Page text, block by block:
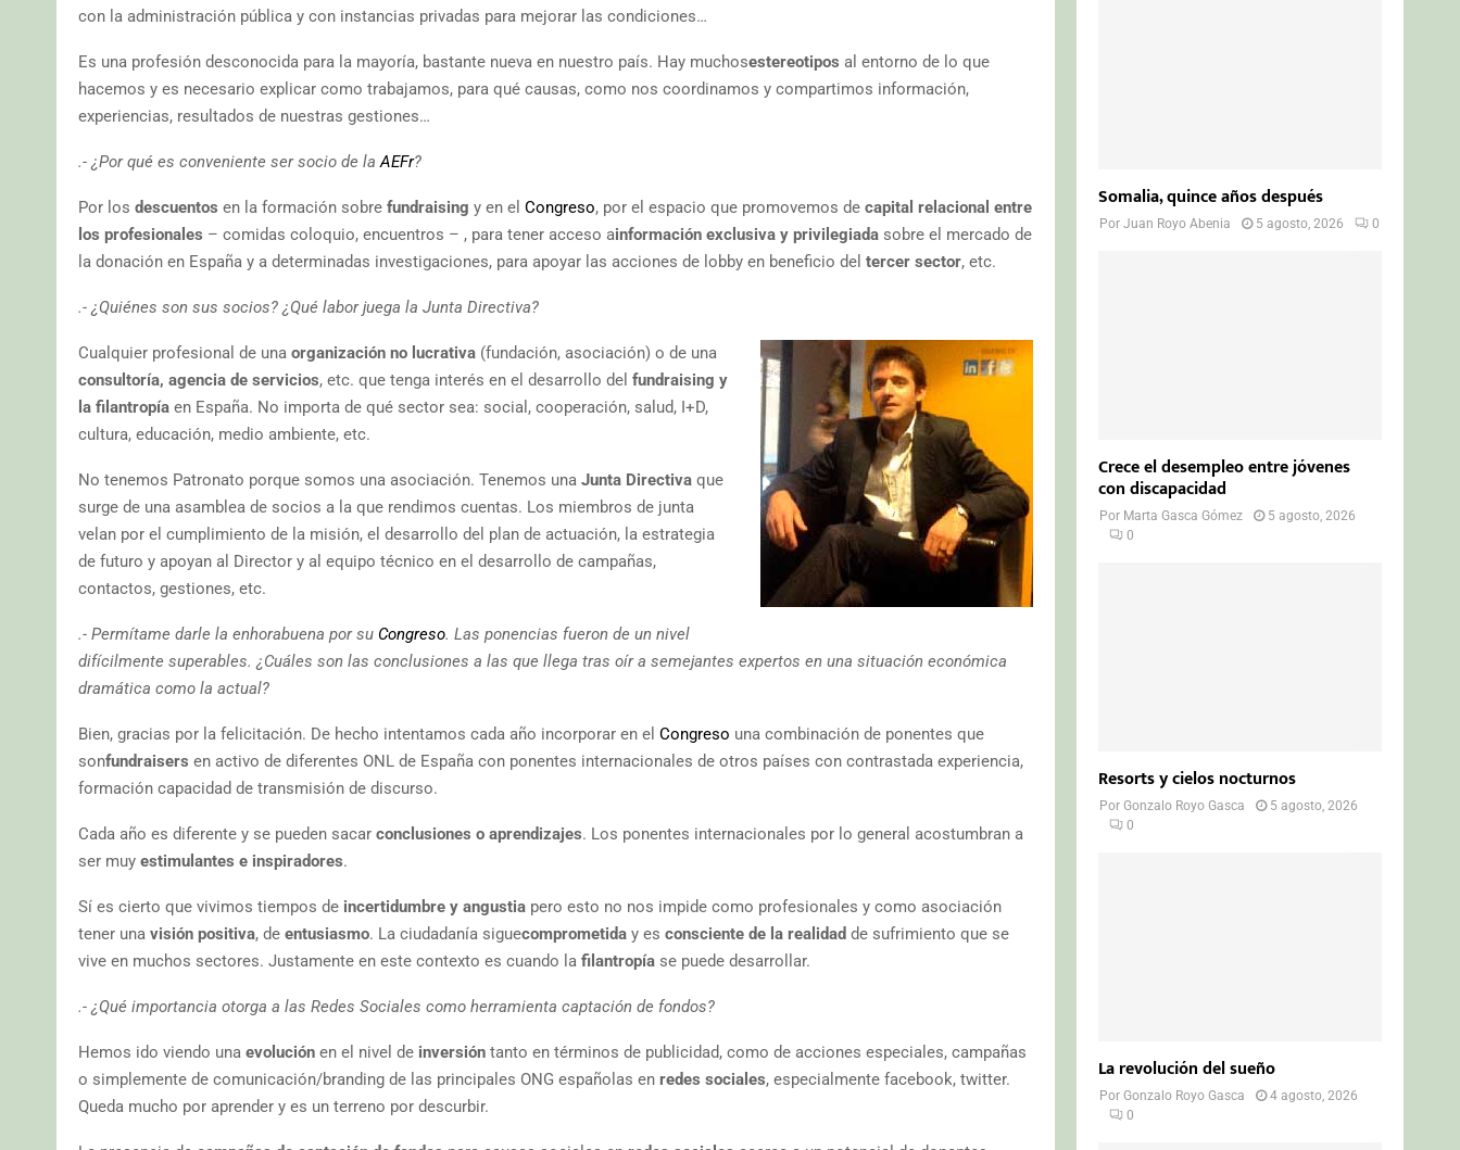
con la administración pública y con instancias privadas para mejorar las condiciones…
Es una profesión desconocida para la mayoría, bastante nueva en nuestro país. Hay muchosestereotipos al entorno de lo que
hacemos y es necesario explicar como trabajamos, para qué causas, como nos coordinamos y compartimos información,
experiencias, resultados de nuestras gestiones…
.- ¿Por qué es conveniente ser socio de la AEFr?
Por los descuentos en la formación sobre fundraising y en el Congreso, por el espacio que promovemos de capital relacional entre
los profesionales – comidas coloquio, encuentros – , para tener acceso ainformación exclusiva y privilegiada sobre el mercado de
la donación en España y a determinadas investigaciones, para apoyar las acciones de lobby en beneficio del tercer sector, etc.
.- ¿Quiénes son sus socios? ¿Qué labor juega la Junta Directiva?
Cualquier profesional de una organización no lucrativa (fundación, asociación) o de una
consultoría, agencia de servicios, etc. que tenga interés en el desarrollo del fundraising y
la filantropía en España. No importa de qué sector sea: social, cooperación, salud, I+D,
cultura, educación, medio ambiente, etc.
No tenemos Patronato porque somos una asociación. Tenemos una Junta Directiva que
surge de una asamblea de socios a la que rendimos cuentas. Los miembros de junta
velan por el cumplimiento de la misión, el desarrollo del plan de actuación, la estrategia
de futuro y apoyan al Director y al equipo técnico en el desarrollo de campañas,
contactos, gestiones, etc.
.- Permítame darle la enhorabuena por su Congreso. Las ponencias fueron de un nivel
difícilmente superables. ¿Cuáles son las conclusiones a las que llega tras oír a semejantes expertos en una situación económica
dramática como la actual?
Bien, gracias por la felicitación. De hecho intentamos cada año incorporar en el Congreso una combinación de ponentes que
sonfundraisers en activo de diferentes ONL de España con ponentes internacionales de otros países con contrastada experiencia,
formación capacidad de transmisión de discurso.
Cada año es diferente y se pueden sacar conclusiones o aprendizajes. Los ponentes internacionales por lo general acostumbran a
ser muy estimulantes e inspiradores.
Sí es cierto que vivimos tiempos de incertidumbre y angustia pero esto no nos impide como profesionales y como asociación
tener una visión positiva, de entusiasmo. La ciudadanía siguecomprometida y es consciente de la realidad de sufrimiento que se
vive en muchos sectores. Justamente en este contexto es cuando la filantropía se puede desarrollar.
.- ¿Qué importancia otorga a las Redes Sociales como herramienta captación de fondos?
Hemos ido viendo una evolución en el nivel de inversión tanto en términos de publicidad, como de acciones especiales, campañas
o simplemente de comunicación/branding de las principales ONG españolas en redes sociales, especialmente facebook, twitter.
Queda mucho por aprender y es un terreno por descurbir.
Somalia, quince años después
PorJuan Royo Abenia 5 agosto, 2026 0
Crece el desempleo entre jóvenes
con discapacidad
Por Marta Gasca Gómez
5 agosto, 2026
0
Resorts y cielos nocturnos
PorGonzalo Royo Gasca
5 agosto, 2026
0
La revolución del sueño
PorGonzalo Royo Gasca
4 agosto, 2026
0